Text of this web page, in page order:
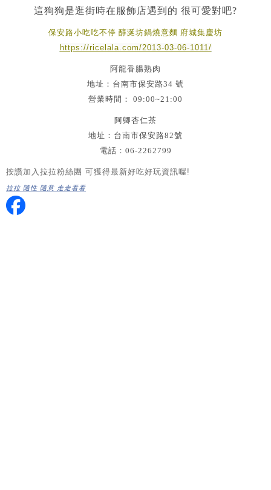
這狗狗是逛街時在服飾店遇到的 很可愛對吧?
保安路小吃吃不停 醇涎坊鍋燒意麵 府城集慶坊
https://ricelala.com/2013-03-06-1011/
阿龍香腸熟肉
地址：台南市保安路34 號
營業時間： 09:00~21:00
阿卿杏仁茶
地址：台南市保安路82號
電話：06-2262799
按讚加入拉拉粉絲團 可獲得最新好吃好玩資訊喔!
拉拉 隨性 隨意 走走看看